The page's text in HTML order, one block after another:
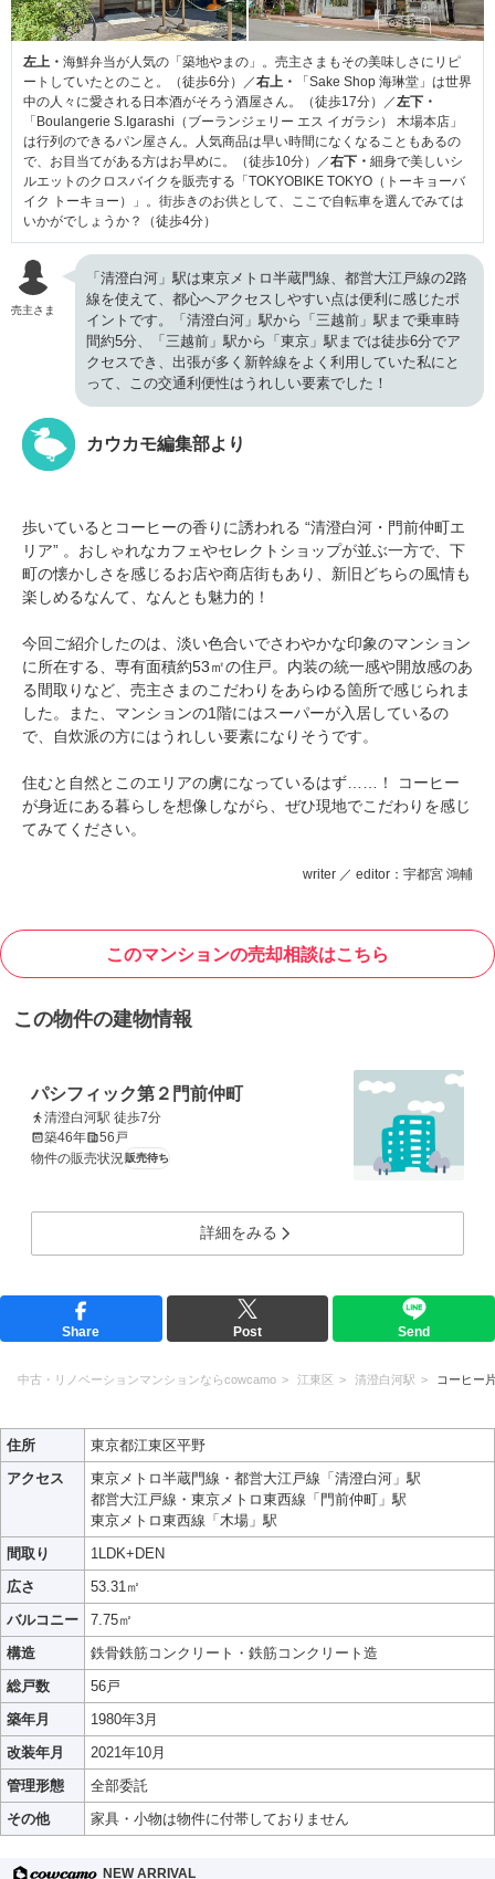
左上・ 海鮮弁当が人気の「築地やまの」。売主さまもその美味しさにリピ
ートしていたとのこと。（徒歩6分）／右上・
「Sake Shop 海琳堂」は世界
中の人々に愛される日本酒がそろう酒屋さん。（徒歩17分）／左下・
「Boulangerie S.Igarashi（ブーランジェリー エス イガラシ） 木場本店」
は行列のできるパン屋さん。人気商品は早い時間になくなることもあるの
で、お目当てがある方はお早めに。（徒歩10分）／右下・ 細身で美しいシ
ルエットのクロスバイクを販売する「TOKYOBIKE TOKYO（トーキョーバ
イク トーキョー）」。街歩きのお供として、ここで自転車を選んでみては
いかがでしょうか？（徒歩4分）
売主さま
「清澄白河」駅は東京メトロ半蔵門線、都営大江戸線の2路
線を使えて、都心へアクセスしやすい点は便利に感じたポ
イントです。「清澄白河」駅から「三越前」駅まで乗車時
間約5分、「三越前」駅から「東京」駅までは徒歩6分でア
クセスでき、出張が多く新幹線をよく利用していた私にと
って、この交通利便性はうれしい要素でした！
カウカモ編集部より
歩いているとコーヒーの香りに誘われる “清澄白河・門前仲町エ
リア” 。おしゃれなカフェやセレクトショップが並ぶ一方で、下
町の懐かしさを感じるお店や商店街もあり、新旧どちらの風情も
楽しめるなんて、なんとも魅力的！
今回ご紹介したのは、淡い色合いでさわやかな印象のマンション
に所在する、専有面積約53㎡の住戸。内装の統一感や開放感のあ
る間取りなど、売主さまのこだわりをあらゆる箇所で感じられま
した。また、マンションの1階にはスーパーが入居しているの
で、自炊派の方にはうれしい要素になりそうです。
住むと自然とこのエリアの虜になっているはず……！ コーヒー
が身近にある暮らしを想像しながら、ぜひ現地でこだわりを感じ
てみてください。
writer ／ editor：宇都宮 鴻輔
このマンションの売却相談はこちら
この物件の建物情報
パシフィック第２門前仲町
清澄白河駅 徒歩7分
築46年
56戸
物件の販売状況 販売待ち
詳細をみる
Share Post Send
中古・リノベーションマンションならcowcamo 江東区 清澄白河駅 コーヒー
住所
東京都江東区平野
アクセス
東京メトロ半蔵門線・都営大江戸線「清澄白河」駅
都営大江戸線・東京メトロ東西線「門前仲町」駅
東京メトロ東西線「木場」駅
間取り
1LDK+DEN
広さ
53.31㎡
バルコニー
7.75㎡
構造
鉄骨鉄筋コンクリート・鉄筋コンクリート造
総戸数
56戸
築年月
1980年3月
改装年月
2021年10月
管理形態
全部委託
その他
家具・小物は物件に付帯しておりません
NEW ARRIVAL